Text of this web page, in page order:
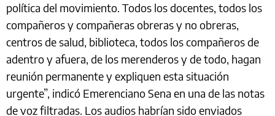
política del movimiento. Todos los docentes, todos los
compañeros y compañeras obreras y no obreras,
centros de salud, biblioteca, todos los compañeros de
adentro y afuera, de los merenderos y de todo, hagan
reunión permanente y expliquen esta situación
urgente”, indicó Emerenciano Sena en una de las notas
de voz filtradas. Los audios habrían sido enviados